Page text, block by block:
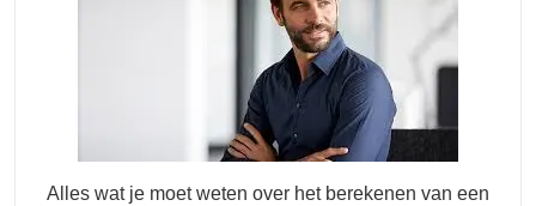
Berekenen
Bij
Belfius:
Praktische
Gids
Alles wat je moet weten over het berekenen van een